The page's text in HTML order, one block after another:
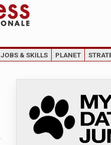
JOBS & SKILLS PLANET